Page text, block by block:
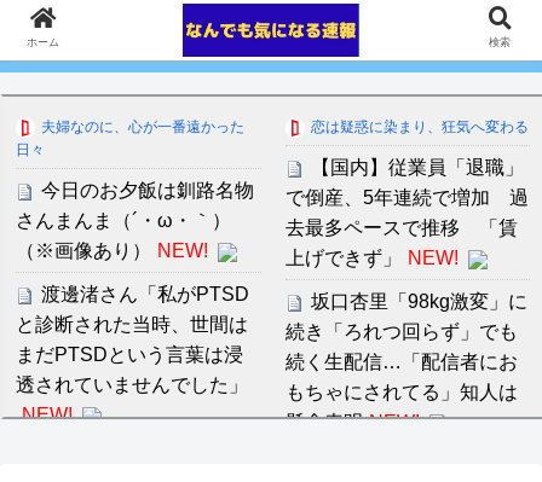
夫婦なのに、心が一番遠かった
日々
今日のお夕飯は釧路名物
さんまんま（´・ω・｀）
（※画像あり）
NEW!
渡邊渚さん「私がPTSD
と診断された当時、世間は
まだPTSDという言葉は浸
透されていませんでした」
NEW!
恋は疑惑に染まり、狂気へ変わる
【国内】従業員「退職」
で倒産、5年連続で増加 過
去最多ペースで推移 「賃
上げできず」
NEW!
坂口杏里「98kg激変」に
続き「ろれつ回らず」でも
続く生配信…「配信者にお
もちゃにされてる」知人は
懸念表明 NEW!
ホーム 検索